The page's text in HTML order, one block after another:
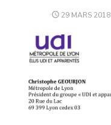
29 MARS 2018